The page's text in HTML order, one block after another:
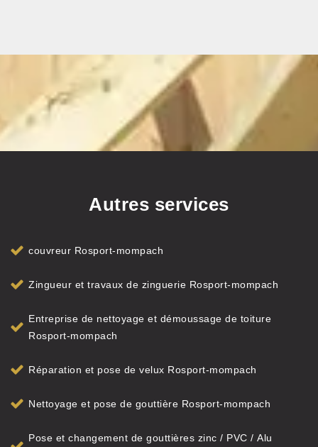
Autres services
couvreur Rosport-mompach
Zingueur et travaux de zinguerie Rosport-mompach
Entreprise de nettoyage et démoussage de toiture
Rosport-mompach
Réparation et pose de velux Rosport-mompach
Nettoyage et pose de gouttière Rosport-mompach
Pose et changement de gouttières zinc / PVC / Alu